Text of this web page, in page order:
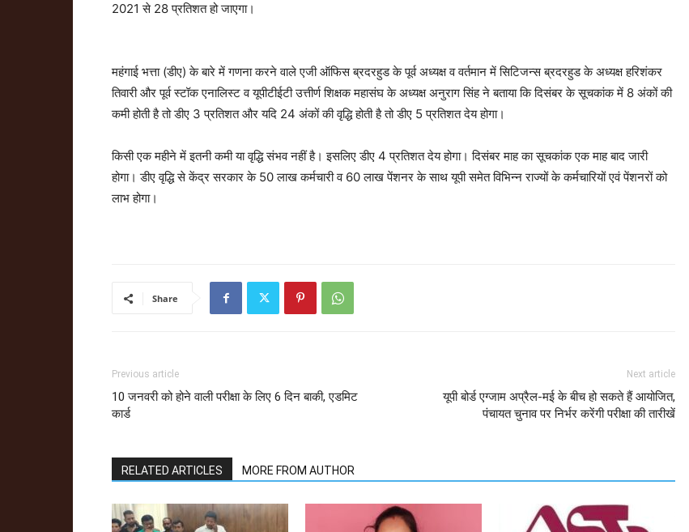
2021 से 28 प्रतिशत हो जाएगा।
महंगाई भत्ता (डीए) के बारे में गणना करने वाले एजी ऑफिस ब्रदरहुड के पूर्व अध्यक्ष व वर्तमान में सिटिजन्स ब्रदरहुड के अध्यक्ष हरिशंकर
तिवारी और पूर्व स्टॉक एनालिस्ट व यूपीटीईटी उत्तीर्ण शिक्षक महासंघ के अध्यक्ष अनुराग सिंह ने बताया कि दिसंबर के सूचकांक में 8 अंकों की
कमी होती है तो डीए 3 प्रतिशत और यदि 24 अंकों की वृद्धि होती है तो डीए 5 प्रतिशत देय होगा।
किसी एक महीने में इतनी कमी या वृद्धि संभव नहीं है। इसलिए डीए 4 प्रतिशत देय होगा। दिसंबर माह का सूचकांक एक माह बाद जारी
होगा। डीए वृद्धि से केंद्र सरकार के 50 लाख कर्मचारी व 60 लाख पेंशनर के साथ यूपी समेत विभिन्न राज्यों के कर्मचारियों एवं पेंशनरों को
लाभ होगा।
Share
Previous article
10 जनवरी को होने वाली परीक्षा के लिए 6 दिन बाकी, एडमिट
कार्ड
Next article
यूपी बोर्ड एग्जाम अप्रैल-मई के बीच हो सकते हैं आयोजित,
पंचायत चुनाव पर निर्भर करेंगी परीक्षा की तारीखें
RELATED ARTICLES MORE FROM AUTHOR